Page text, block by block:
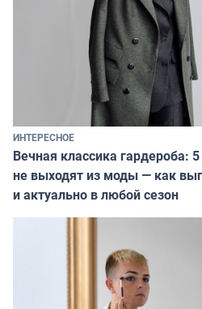
ИНТЕРЕСНОЕ
Вечная классика гардероба:
не выходят из моды — как
и актуально в любой сезон